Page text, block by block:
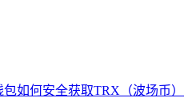
如何安全获取TRX（波场币）